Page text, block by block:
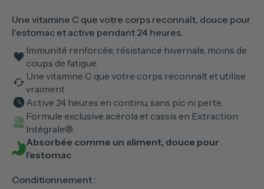
Une vitamine C que votre corps reconnaît, douce pour
l'estomac et active pendant 24 heures.
Immunité renforcée, résistance hivernale, moins de
coups de fatigue.
Une vitamine C que votre corps reconnaît et utilise
vraiment
Active 24 heures en continu, sans pic ni perte.
Formule exclusive acérola et cassis en Extraction
Intégrale®.
Absorbée comme un aliment, douce pour
l’estomac
Conditionnement :